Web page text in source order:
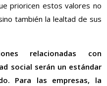
prioricen estos valores no
también la lealtad de sus
relacionadas con
social serán un estándar
Para las empresas, la